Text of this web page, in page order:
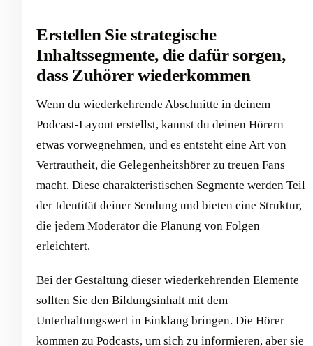
Erstellen Sie strategische
Inhaltssegmente, die dafür sorgen,
dass Zuhörer wiederkommen
Wenn du wiederkehrende Abschnitte in deinem
Podcast-Layout erstellst, kannst du deinen Hörern
etwas vorwegnehmen, und es entsteht eine Art von
Vertrautheit, die Gelegenheitshörer zu treuen Fans
macht. Diese charakteristischen Segmente werden Teil
der Identität deiner Sendung und bieten eine Struktur,
die jedem Moderator die Planung von Folgen
erleichtert.
Bei der Gestaltung dieser wiederkehrenden Elemente
sollten Sie den Bildungsinhalt mit dem
Unterhaltungswert in Einklang bringen. Die Hörer
kommen zu Podcasts, um sich zu informieren, aber sie